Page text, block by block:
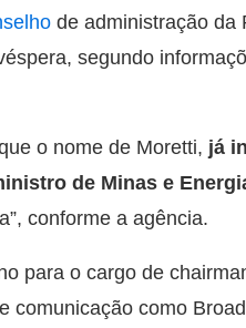
de administração da
segundo
o nome de Moretti, já
de Minas e
conforme a agência.
para o cargo de
comunicação como